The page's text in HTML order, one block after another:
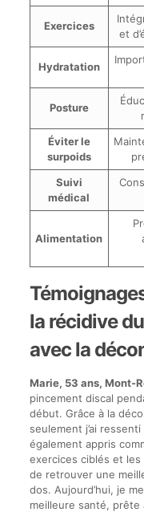
Exercices
et
Hydratation
Posture
Éviter le
surpoids
Suivi
médical
Alimentation
la récidive
avec la
Marie, 53 ans, Mont-
pincement discal
début. Grâce à la
seulement j’ai
également appris
exercices ciblés et les
de retrouver une
dos. Aujourd’hui, je
meilleure santé, prête